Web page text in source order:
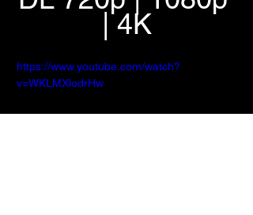
| 4K
https://www.youtube.com/watch?
v=WKLMXlodrHw